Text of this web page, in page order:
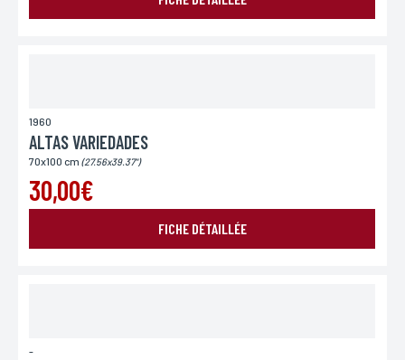
1960
ALTAS VARIEDADES
70x100 cm (27.56x39.37")
30,00€
FICHE DÉTAILLÉE
-